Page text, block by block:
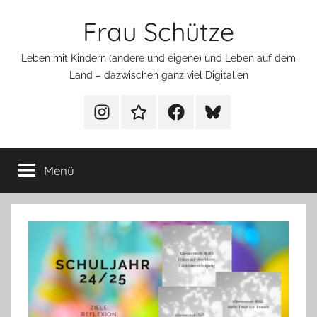
Frau Schütze
Leben mit Kindern (andere und eigene) und Leben auf dem
Land – dazwischen ganz viel Digitalien
MenüeintragMenüeintragMenüeintragMenüeintrag
Menü